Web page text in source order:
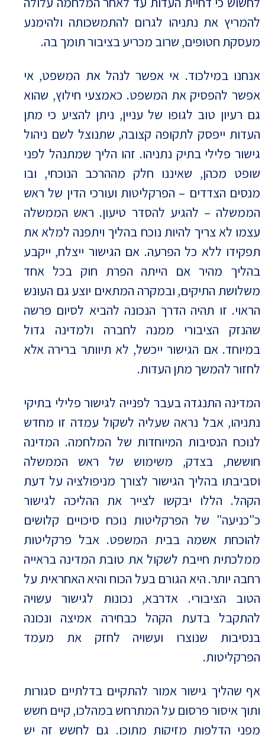
להמריץ את נתניהו לגרום להתמשכותה ולהימנע
מעסקת חטופים, שרוב מכריע בציבור תומך בה.
אנחנו במילכוד. אי אפשר לנהל את המשפט, אי
אפשר להפסיק את המשפט. כאמצעי חילוץ, שהוא
גם רעיון טוב לגופו של עניין, ניתן להציע כי מתן
העדות ייפסק לתקופה קצובה, שתנוצל לשם ניהול
גישור פלילי בתיק נתניהו. זהו הליך שמתנהל לפני
שופט מכהן, שאיננו חלק מההרכב הנוכחי, ובו
מנסים הצדדים – הפרקליטות ועורכי הדין של ראש
הממשלה – להגיע להסדר טיעון. ראש הממשלה
עצמו לא צריך להיות נוכח בהליך ויתפנה למלא את
תפקידו ללא כל הפרעה. אם הגישור ייצלח, ייקבע
בהליך מהיר אם הייתה הפרת חוק בכל אחד
משלושת התיקים, ובמקרה המתאים יוצע גם העונש
הראוי. זו תהיה הדרך הנכונה להביא לסיום פרשה
שהנזק הציבורי ממנה לחברה ולמדינה גדול
במיוחד. אם הגישור ייכשל, לא תיוותר ברירה אלא
לחזור להמשך מתן העדות.
המדינה התנגדה בעבר לפנייה לגישור פלילי בתיקי
נתניהו, אבל נראה שעליה לשקול עמדה זו מחדש
לנוכח הנסיבות המיוחדות של המלחמה. המדינה
חוששת, בצדק, משימוש של ראש הממשלה
וסביבתו בהליך הגישור לצורך מניפולציה על דעת
הקהל. הללו יבקשו לצייר את ההליכה לגישור
כ"כניעה" של הפרקליטות נוכח סיכויים קלושים
להוכחת אשמה בבית המשפט. אבל פרקליטות
ממלכתית חייבת לשקול את טובת המדינה בראייה
רחבה יותר. היא הגורם בעל הכוח והיא האחראית על
הטוב הציבורי. אדרבא, נכונות לגישור עשויה
להתקבל בדעת הקהל כבחירה אמיצה ונכונה
בנסיבות שנוצרו ועשויה לחזק את מעמד
הפרקליטות.
אף שהליך גישור אמור להתקיים בדלתיים סגורות
ותוך איסור פרסום על המתרחש במהלכו, קיים חשש
מפני הדלפות מזיקות מתוכו. גם לחשש זה יש